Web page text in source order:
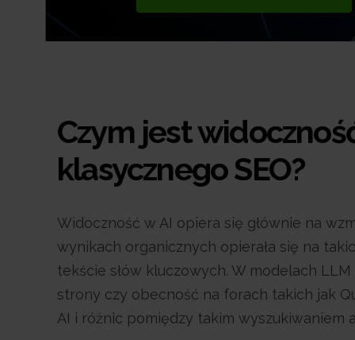
Czym jest
klasycznego SEO?
Widoczność w AI opiera się głównie na
wynikach organicznych opierała się na
tekście słów kluczowych. W modelach
strony czy obecność na forach takich jak
AI i różnic pomiędzy takim wyszukiwaniem